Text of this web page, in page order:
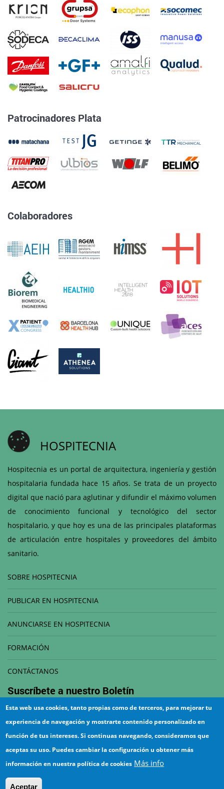
Patrocinadores Plata
Colaboradores
HOSPITECNIA
Hospitecnia es un portal de arquitectura, ingeniería y gestión
hospitalaria fundada hace 15 años. Se trata de un proyecto
digital que nació para aglutinar y difundir el máximo volumen
de conocimiento funcional y tecnológico del sector
hospitalario, y que hoy es una de las principales plataformas
de articulación entre hospitales y proveedores del ámbito
sanitario.
SOBRE HOSPITECNIA
PUBLICAR EN HOSPITECNIA
ANUNCIARSE EN HOSPITECNIA
FORMACIÓN
CONTÁCTANOS
Suscríbete a nuestro Boletín
¡Suscríbete!
Esta web usa cookies, tanto propias como de terceros, para mejorar tu
experiencia de navegación y mostrarte contenido personalizado en
función de tus intereses. Si continuas navegando, consideramos que
aceptas su uso. Puedes cambiar la configuración u obtener más
información en nuestra política de cookies Más info
Aceptar